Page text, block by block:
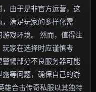
由于是非官方运营，这
满足玩家的多样化需
戏环境。 然而，值得注
家在选择时应谨慎考
惕部分不良服务器可能
等问题，确保自己的游
雄合击传奇私服以其独特